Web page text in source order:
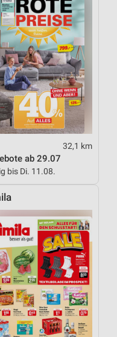
32,1 km
ab 29.07
bis Di. 11.08.